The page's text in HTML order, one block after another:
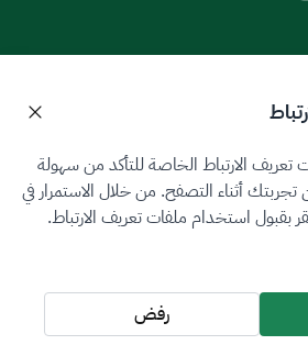
خريطة الموقع
والضريبة والجمارك
الارتباط الخاصة للتأكد من سهولة
أثناء التصفح. من خلال الاستمرار في
بقبول استخدام ملفات تعريف الارتباط.
رفض